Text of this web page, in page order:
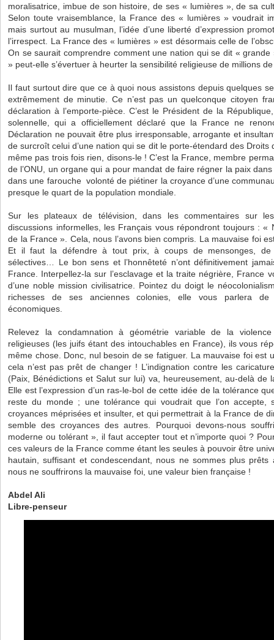
moralisatrice, imbue de son histoire, de ses « lumières », de sa
Selon toute vraisemblance, la France des « lumières » voudrait
mais surtout au musulman, l’idée d’une liberté d’expression
l’irrespect. La France des « lumières » est désormais celle de
On se saurait comprendre comment une nation qui se dit «
» peut-elle s’évertuer à heurter la sensibilité religieuse de millions
Il faut surtout dire que ce à quoi nous assistons depuis quelques
extrêmement de minutie. Ce n’est pas un quelconque citoyen
déclaration à l’emporte-pièce. C’est le Président de la
solennelle, qui a officiellement déclaré que la France ne
Déclaration ne pouvait être plus irresponsable, arrogante et
de surcroît celui d’une nation qui se dit le porte-étendard des Droits
même pas trois fois rien, disons-le ! C’est la France, membre
de l’ONU, un organe qui a pour mandat de faire régner la paix
dans une farouche volonté de piétiner la croyance d’une
presque le quart de la population mondiale.
Sur les plateaux de télévision, dans les commentaires sur
discussions informelles, les Français vous répondront toujours : «
de la France ». Cela, nous l’avons bien compris. La mauvaise foi
Et il faut la défendre à tout prix, à coups de mensonges, de
sélectives… Le bon sens et l’honnêteté n’ont définitivement
France. Interpellez-la sur l’esclavage et la traite négrière, France
d’une noble mission civilisatrice. Pointez du doigt le
richesses de ses anciennes colonies, elle vous parlera de
économiques.
Relevez la condamnation à géométrie variable de la
religieuses (les juifs étant des intouchables en France), ils vous
même chose. Donc, nul besoin de se fatiguer. La mauvaise foi est
cela n’est pas prêt de changer ! L’indignation contre les
(Paix, Bénédictions et Salut sur lui) va, heureusement, au-delà de
Elle est l’expression d’un ras-le-bol de cette idée de la tolérance
reste du monde ; une tolérance qui voudrait que l’on accepte,
croyances méprisées et insulter, et qui permettrait à la France de
semble des croyances des autres. Pourquoi devons-nous
moderne ou tolérant », il faut accepter tout et n’importe quoi ?
ces valeurs de la France comme étant les seules à pouvoir être
hautain, suffisant et condescendant, nous ne sommes plus prêts
nous ne souffrirons la mauvaise foi, une valeur bien française !
Abdel Ali
Libre-penseur